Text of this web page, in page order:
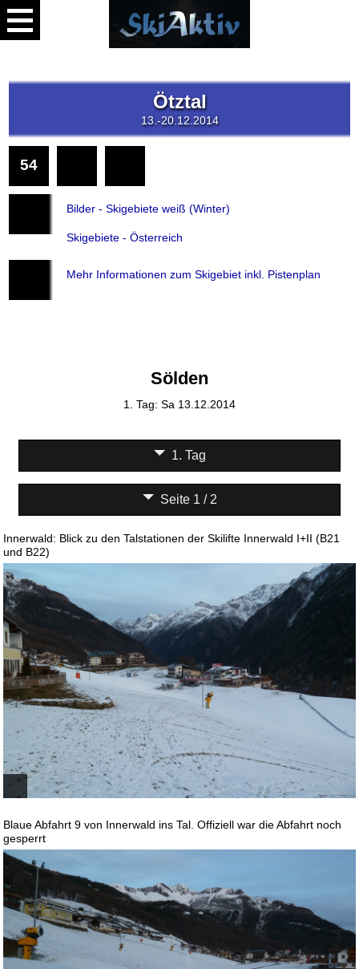
Ötztal
13.-20.12.2014
54
Bilder
Bilder - Skigebiete weiß (Winter)
Skigebiete - Österreich
Mehr Informationen zum Skigebiet inkl. Pistenplan
Sölden
1. Tag: Sa 13.12.2014
1. Tag
Seite 1 / 2
Innerwald: Blick zu den Talstationen der Skilifte Innerwald I+II (B21
und B22)
Blaue Abfahrt 9 von Innerwald ins Tal. Offiziell war die Abfahrt noch
gesperrt